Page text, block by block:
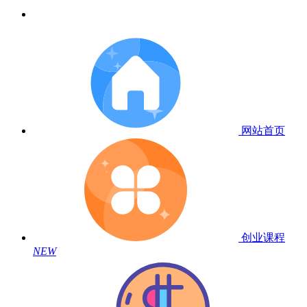
网站首页
创业课程
NEW